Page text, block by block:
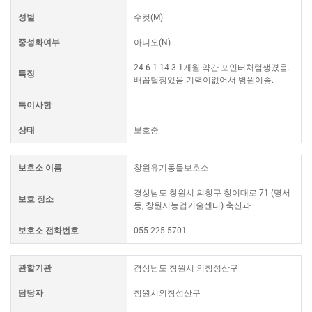
성별 수컷(M)
중성화여부 아니오(N)
특징
24-6-1-14-3 1개월.약간 포인터처럼생겼음.
배꼽틸징있음.기력이없어서 병원이송.
특이사항
상태 보호중
보호소 이름 창원유기동물보호소
보호 장소
경상남도 창원시 의창구 창이대로 71 (명서
동, 창원시농업기술센터) 축산과
보호소 전화번호 055-225-5701
관할기관 경상남도 창원시 의창성산구
담당자 창원시의창성산구